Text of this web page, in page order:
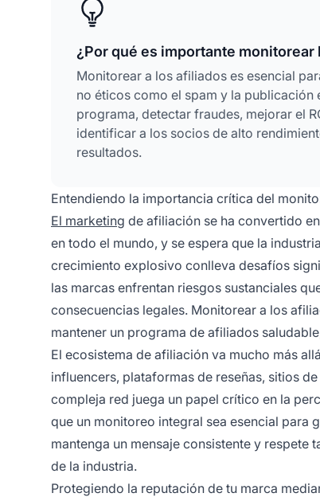
¿Por qué es importante
Monitorear a los afiliados es esencial
no éticos como el spam y la
programa, detectar fraudes, mejorar el
identificar a los socios de alto
resultados.
Entendiendo la importancia crítica del
El marketing de afiliación se ha convertido
en todo el mundo, y se espera que la
crecimiento explosivo conlleva desafíos
las marcas enfrentan riesgos sustanciales
consecuencias legales. Monitorear a los
mantener un programa de afiliados
El ecosistema de afiliación va mucho más
influencers, plataformas de reseñas, sitios
compleja red juega un papel crítico en la
que un monitoreo integral sea esencial para
mantenga un mensaje consistente y
de la industria.
Protegiendo la reputación de tu marca